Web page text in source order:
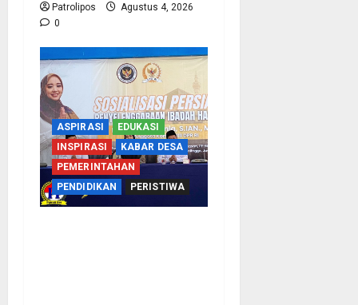
Patrolipos
Agustus 4, 2026
0
ASPIRASI
EDUKASI
INSPIRASI
KABAR DESA
PEMERINTAHAN
PENDIDIKAN
PERISTIWA